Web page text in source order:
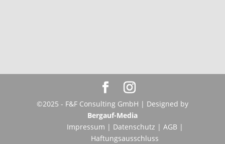
©2025 - F&F Consulting GmbH | Designed by
Bergauf-Media
Impressum | Datenschutz | AGB |
Haftungsausschluss